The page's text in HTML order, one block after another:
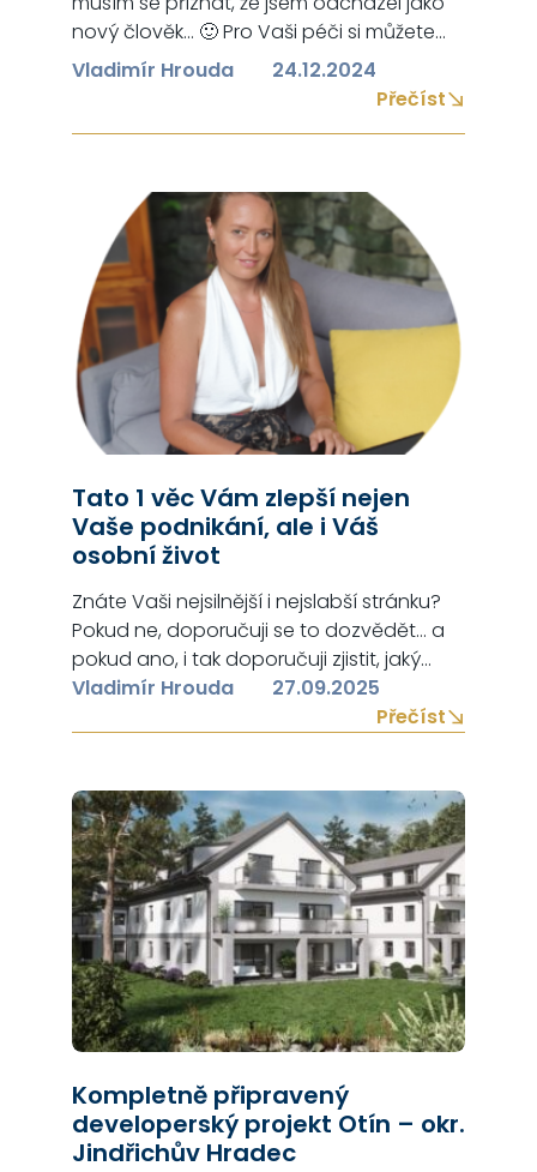
nový člověk… 🙂 Pro Vaši péči si můžete
vybrat z několika druhů zdravotních
procedur – já jsem zvolil proceduru, která
Vladimír Hrouda
24.12.2024
Přečíst
Tato 1 věc Vám zlepší nejen
Vaše podnikání, ale i Váš
osobní život
Znáte Vaši nejsilnější i nejslabší stránku?
Pokud ne, doporučuji se to dozvědět… a
pokud ano, i tak doporučuji zjistit, jaký
konkrétně máte povahový profil, proč?
Protože ať již máte jakýkoliv povahový
Vašimi kolegy, nadřízenými, podřízenými
a i se mnou. Věděli jste, že…
Vladimír Hrouda
27.09.2025
Přečíst
Kompletně připravený
developerský projekt Otín – okr.
Jindřichův Hradec